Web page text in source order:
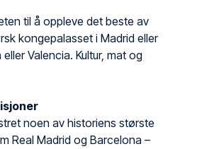
til å oppleve det beste av
kongepalasset i Madrid eller
Valencia. Kultur, mat og
noen av historiens største
Real Madrid og Barcelona –